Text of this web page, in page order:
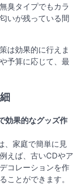
臭タイプでもカラ
いが残っている間
は効果的に行えま
予算に応じて、最
効果的なグッズ作
、家庭で簡単に見
えば、古いCDやア
コレーションを作
ことができます。